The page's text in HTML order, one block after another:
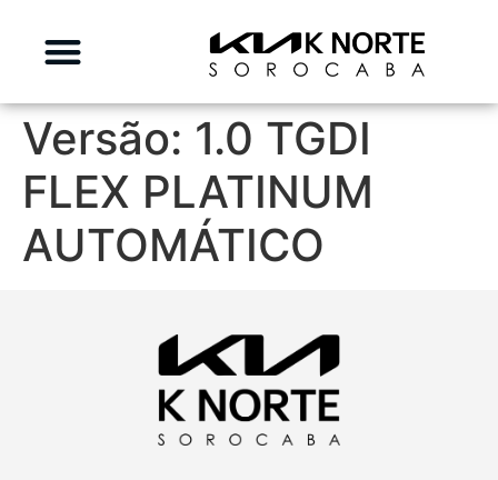
Versão: 1.0 TGDI
FLEX PLATINUM
AUTOMÁTICO